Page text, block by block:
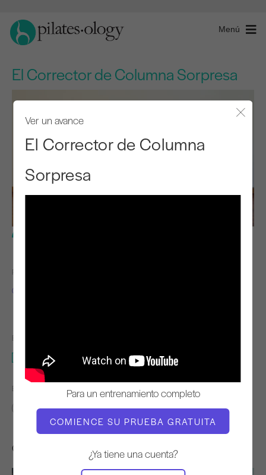
Menú
El Corrector de Columna Sorpresa
Ver un avance
El Corrector de Columna
Sorpresa
Para un entrenamiento completo
COMIENCE SU PRUEBA GRATUITA
¿Ya tiene una cuenta?
PROFESOR
Gloria Gasperi
EQUIPO NECESARIO
Corrector de columna
ENCONTRAR CLASES SIMILARES PARA
Avanzado
10 - 20 min Corrector de columna
Otros entrenamientos que te pueden gustar